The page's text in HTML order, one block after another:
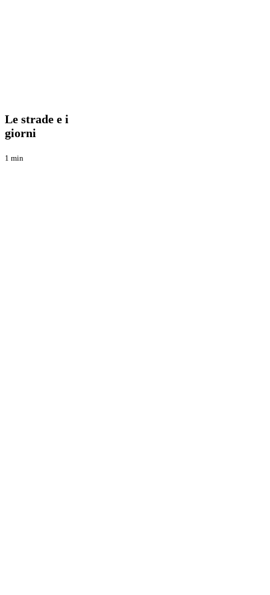
e
i
giorni
Le strade e i
giorni
1 min